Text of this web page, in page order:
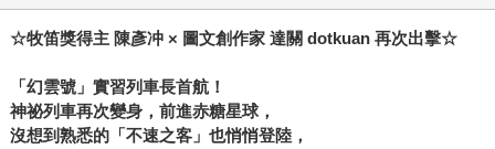
☆牧笛獎得主 陳彥冲 × 圖文創作家 達關 dotkuan 再次出擊☆
「幻雲號」實習列車長首航！
神祕列車再次變身，前進赤糖星球，
沒想到熟悉的「不速之客」也悄悄登陸，